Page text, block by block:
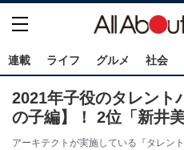
連載 ライフ グルメ 社会
2021年子役のタレント
の子編】！ 2位「新井
アーキテクトが実施している『タレン